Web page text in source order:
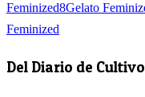
Feminized8Gelato
Feminized
Del Diario de Cultivo